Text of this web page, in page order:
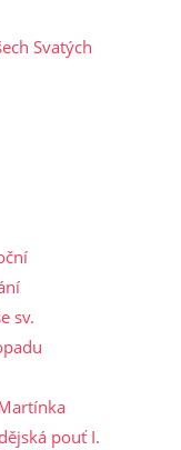
Svatých
sv.
pouť I.